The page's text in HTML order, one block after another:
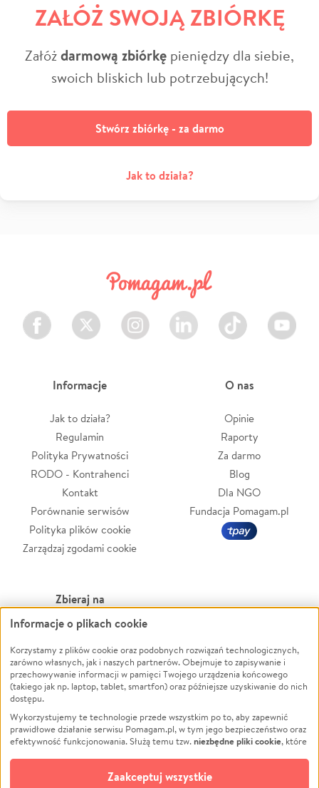
ZAŁÓŻ SWOJĄ ZBIÓRKĘ
Załóżdarmową zbiórkę pieniędzy dla siebie,
swoich bliskich lub potrzebujących!
Stwórz zbiórkę - za darmo
Jak to działa?
Facebook Twitter Instagram LinkedIn TikTok Youtube
Informacje
Jak to działa?
Regulamin
Polityka Prywatności
RODO - Kontrahenci
Kontakt
Porównanie serwisów
Polityka plików cookie
Zarządzaj zgodami cookie
O nas
Opinie
Raporty
Za darmo
Blog
Dla NGO
Fundacja Pomagam.pl
Zbieraj na
Leczenie
Zwierzęta
Pożar
Ukraina
Pomoc Finansowa
Projekty
Pogrzeb
Społeczność lokalna
Powódź
Wichura
NGO
Edukacja
Podróż
Impreza
Ochrona środowiska
Informacje o plikach cookie
Korzystamy z plików cookie oraz podobnych rozwiązań technologicznych,
zarówno własnych, jak i naszych partnerów. Obejmuje to zapisywanie i
przechowywanie informacji w pamięci Twojego urządzenia końcowego
(takiego jak np. laptop, tablet, smartfon) oraz późniejsze uzyskiwanie do nich
dostępu.
Wykorzystujemy te technologie przede wszystkim po to, aby zapewnić
prawidłowe działanie serwisu Pomagam.pl, w tym jego bezpieczeństwo oraz
efektywność funkcjonowania. Służą temu tzw.niezbędne pliki cookie, które
opcjonalnych plików cookie
technologii do celów analitycznych i retargetingowych. Możesz wyrazić
Zaakceptuj wszystkie